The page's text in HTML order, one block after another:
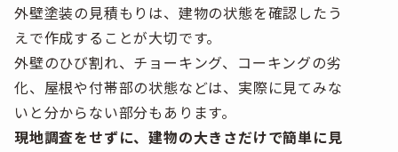
外壁塗装の見積もりは、建物の状態を確認したう
えで作成することが大切です。
外壁のひび割れ、チョーキング、コーキングの劣
化、屋根や付帯部の状態などは、実際に見てみな
いと分からない部分もあります。
現地調査をせずに、建物の大きさだけで簡単に見